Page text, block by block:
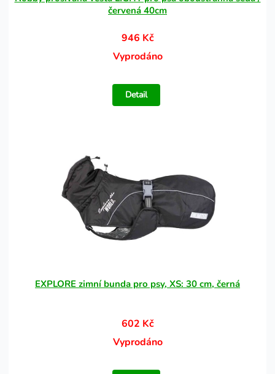
červená 40cm
946 Kč
Vyprodáno
Detail
EXPLORE zimní bunda pro psy, XS: 30 cm, černá
602 Kč
Vyprodáno